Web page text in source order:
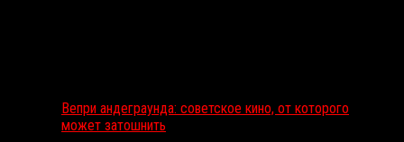
Вепри андеграунда: советское кино, от которого
может затошнить